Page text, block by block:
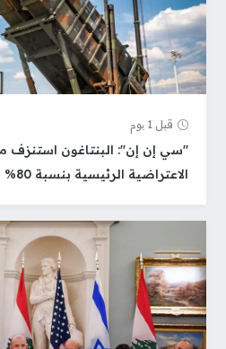
قبل 1 یوم
"سي إن إن": البنتاغون استنزف
الاعتراضية الرئيسية بنسبة 80%